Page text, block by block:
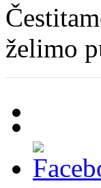
želimo